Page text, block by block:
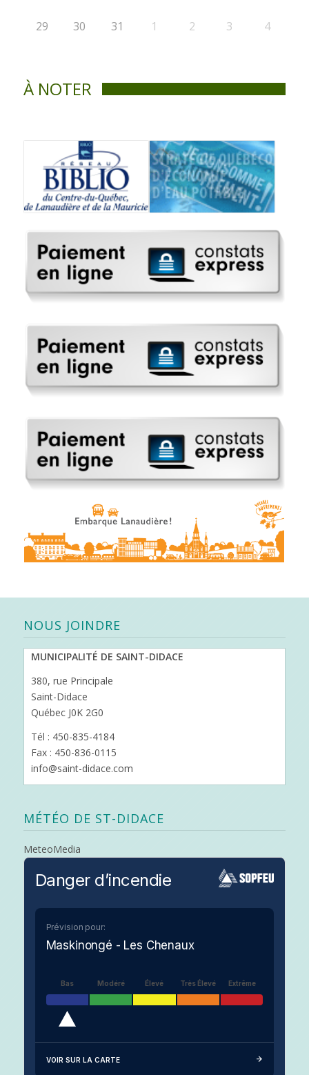
29 30 31 1 2 3 4
À NOTER
NOUS JOINDRE
MUNICIPALITÉ DE SAINT-DIDACE
380, rue Principale
Saint-Didace
Québec J0K 2G0
Tél : 450-835-4184
Fax : 450-836-0115
info@saint-didace.com
MÉTÉO DE ST-DIDACE
MeteoMedia
Danger d’incendie
Prévision pour:
Maskinongé - Les Chenaux
Bas Modéré Élevé Très Élevé Extrême
VOIR SUR LA CARTE